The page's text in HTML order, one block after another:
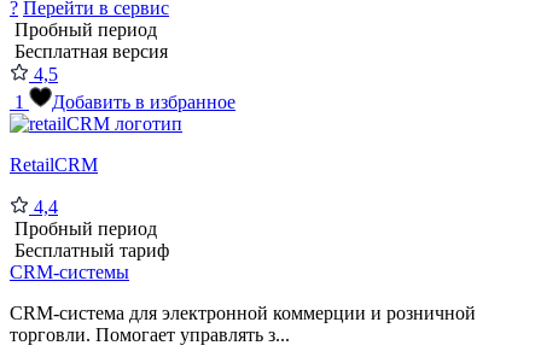
? Перейти в сервис
Пробный период
Бесплатная версия
4,5
1
Добавить в избранное
RetailCRM
4,4
Пробный период
Бесплатный тариф
CRM-системы
CRM-система для электронной коммерции и розничной
торговли. Помогает управлять з...